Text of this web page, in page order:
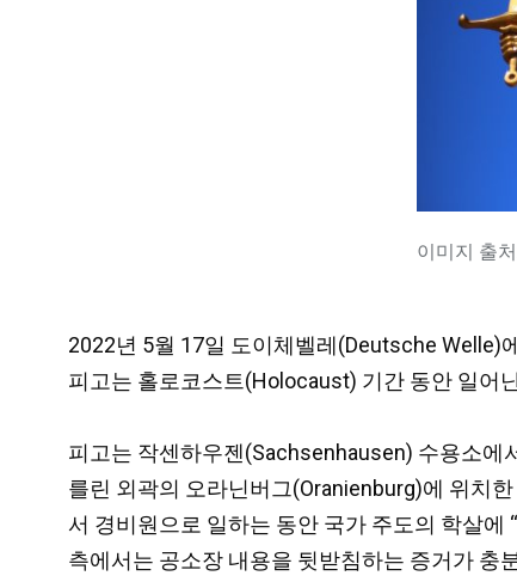
이미지 출
2022년 5월 17일 도이체벨레(Deutsche Welle)
피고는 홀로코스트(Holocaust) 기간 동안 일어
피고는 작센하우젠(Sachsenhausen) 수용소에
를린 외곽의 오라닌버그(Oranienburg)에 위치
서 경비원으로 일하는 동안 국가 주도의 학살에
측에서는 공소장 내용을 뒷받침하는 증거가 충